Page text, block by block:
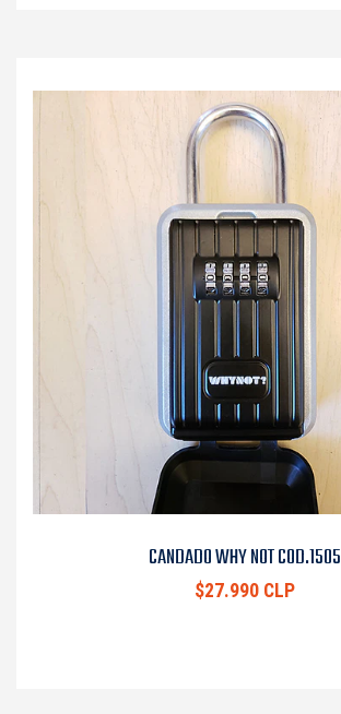
CANDADO WHY NOT COD.1505
$27.990 CLP